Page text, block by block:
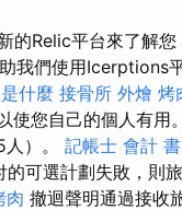
Relic平台來了解
我們使用Icerptions
什麼 接骨所 外燴 烤
使您自己的個人有用。
）。 記帳士 會計 書
可選計劃失敗，則
肉 撤迴聲明通過接收